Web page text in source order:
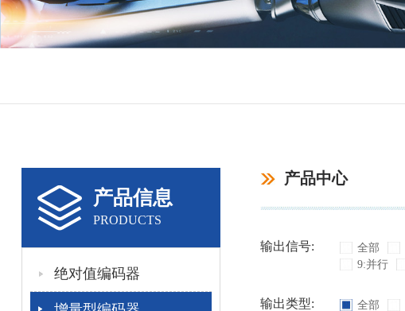
产品信息
PRODUCTS
绝对值编码器
产品中心
输出信号: 全部
9:并行
输出类型: 全部